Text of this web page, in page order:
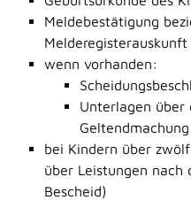
Meldebestätigung
Melderegisterauskunft
wenn vorhanden:
Unterlagen über
bei Kindern über
über Leistungen nach
Bescheid)